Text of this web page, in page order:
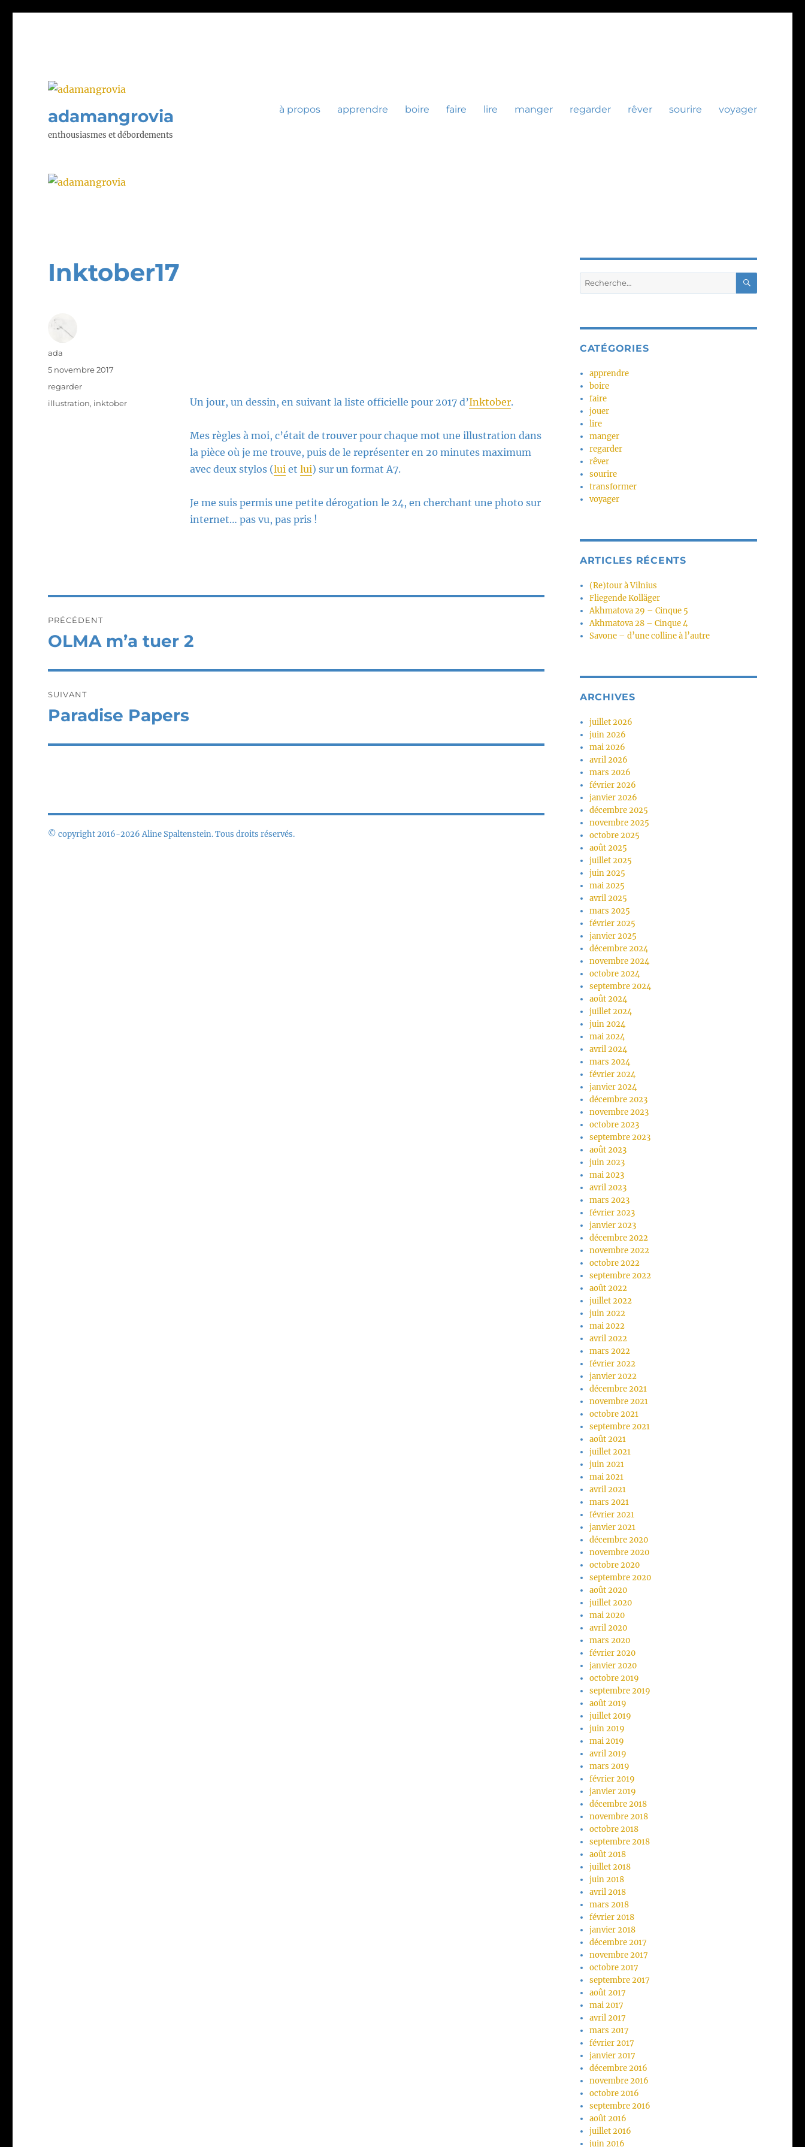
adamangrovia
enthousiasmes et débordements
à propos apprendre boire faire lire manger regarder rêver sourire voyager
Inktober17
Un jour, un dessin, en suivant la liste officielle pour 2017 d’Inktober.
Mes règles à moi, c’était de trouver pour chaque mot une illustration dans
la pièce où je me trouve, puis de le représenter en 20 minutes maximum
avec deux stylos (luiet lui) sur un format A7.
Je me suis permis une petite dérogation le 24, en cherchant une photo sur
internet… pas vu, pas pris !
Auteur
ada
Publié
5 novembre 2017
Catégories
regarder
Étiquettes
illustration, inktober
de
PRÉCÉDENT
Publication
OLMA m’a tuer 2
SUIVANT
Publication
Paradise Papers
© copyright 2016-2026 Aline Spaltenstein. Tous droits réservés.
Recherche
pour :
CATÉGORIES
apprendre
boire
faire
jouer
lire
manger
regarder
rêver
sourire
transformer
voyager
ARTICLES RÉCENTS
(Re)tour à Vilnius
Fliegende Kolläger
Akhmatova 29 – Cinque 5
Akhmatova 28 – Cinque 4
Savone – d’une colline à l’autre
ARCHIVES
juillet 2026
juin 2026
mai 2026
avril 2026
mars 2026
février 2026
janvier 2026
décembre 2025
novembre 2025
octobre 2025
août 2025
juillet 2025
juin 2025
mai 2025
avril 2025
mars 2025
février 2025
janvier 2025
décembre 2024
novembre 2024
octobre 2024
septembre 2024
août 2024
juillet 2024
juin 2024
mai 2024
avril 2024
mars 2024
février 2024
janvier 2024
décembre 2023
novembre 2023
octobre 2023
septembre 2023
août 2023
juin 2023
mai 2023
avril 2023
mars 2023
février 2023
janvier 2023
décembre 2022
novembre 2022
octobre 2022
septembre 2022
août 2022
juillet 2022
juin 2022
mai 2022
avril 2022
mars 2022
février 2022
janvier 2022
décembre 2021
novembre 2021
octobre 2021
septembre 2021
août 2021
juillet 2021
juin 2021
mai 2021
avril 2021
mars 2021
février 2021
janvier 2021
décembre 2020
novembre 2020
octobre 2020
septembre 2020
août 2020
juillet 2020
mai 2020
avril 2020
mars 2020
février 2020
janvier 2020
octobre 2019
septembre 2019
août 2019
juillet 2019
juin 2019
mai 2019
avril 2019
mars 2019
février 2019
janvier 2019
décembre 2018
novembre 2018
octobre 2018
septembre 2018
août 2018
juillet 2018
juin 2018
avril 2018
mars 2018
février 2018
janvier 2018
décembre 2017
novembre 2017
octobre 2017
septembre 2017
août 2017
mai 2017
avril 2017
mars 2017
février 2017
janvier 2017
décembre 2016
novembre 2016
octobre 2016
septembre 2016
août 2016
juillet 2016
juin 2016